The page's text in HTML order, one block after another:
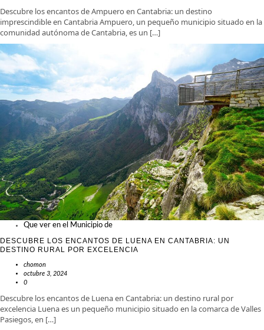
Descubre los encantos de Ampuero en Cantabria: un destino
imprescindible en Cantabria Ampuero, un pequeño municipio situado en la
comunidad autónoma de Cantabria, es un […]
Que ver en el Municipio de
DESCUBRE LOS ENCANTOS DE LUENA EN CANTABRIA: UN
DESTINO RURAL POR EXCELENCIA
chomon
octubre 3, 2024
0
Descubre los encantos de Luena en Cantabria: un destino rural por
excelencia Luena es un pequeño municipio situado en la comarca de Valles
Pasiegos, en […]